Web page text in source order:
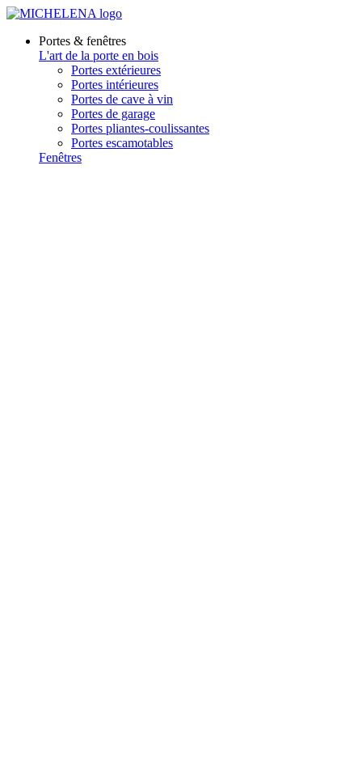
Portes & fenêtres
L'art de la porte en bois
Portes extérieures
Portes intérieures
Portes de cave à vin
Portes de garage
Portes pliantes-coulissantes
Portes escamotables
Fenêtres